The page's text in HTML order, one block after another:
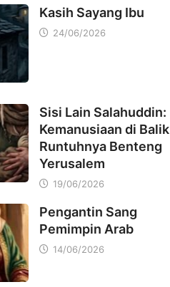
Kasih Sayang Ibu
24/06/2026
Sisi Lain Salahuddin:
Kemanusiaan di Balik
Runtuhnya Benteng
Yerusalem
19/06/2026
Pengantin Sang
Pemimpin Arab
14/06/2026